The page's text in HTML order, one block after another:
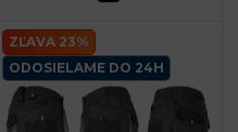
ZĽAVA 23%
ODOSIELAME DO 24H